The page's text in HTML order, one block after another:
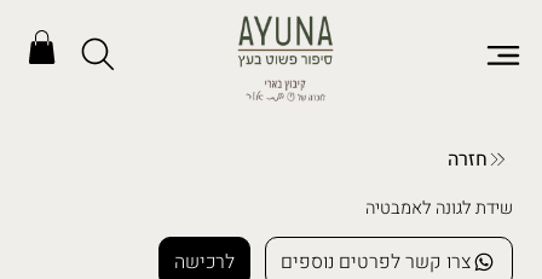
חזרה
שידת לגונה לאמבטיה
לרכישה צרו קשר לפרטים נוספים